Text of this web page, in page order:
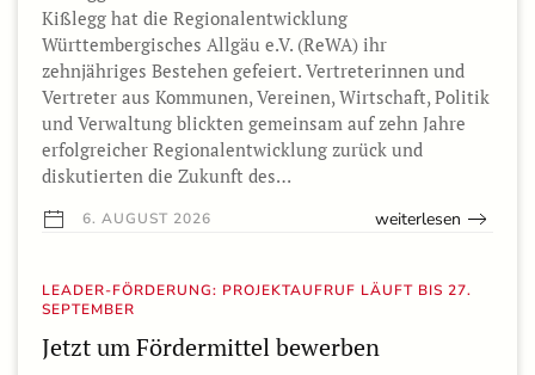
Kißlegg hat die Regionalentwicklung
Württembergisches Allgäu e.V. (ReWA) ihr
zehnjähriges Bestehen gefeiert. Vertreterinnen und
Vertreter aus Kommunen, Vereinen, Wirtschaft, Politik
und Verwaltung blickten gemeinsam auf zehn Jahre
erfolgreicher Regionalentwicklung zurück und
diskutierten die Zukunft des…
6. AUGUST 2026 weiterlesen
LEADER-FÖRDERUNG: PROJEKTAUFRUF LÄUFT BIS 27.
SEPTEMBER
Jetzt um Fördermittel bewerben